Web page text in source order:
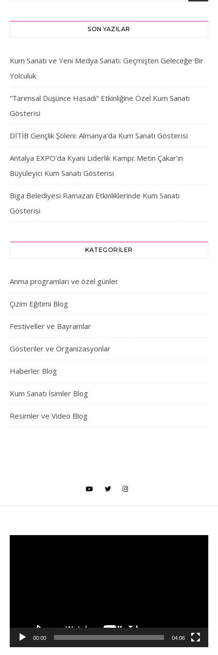
SON YAZILAR
Kum Sanatı ve Yeni Medya Sanatı: Geçmişten Geleceğe Bir
Yolculuk
“Tarımsal Düşünce Hasadı” Etkinliğine Özel Kum Sanatı
Gösterisi
DİTİB Gençlik Şöleni: Almanya’da Kum Sanatı Gösterisi
Antalya EXPO’da Kyani Liderlik Kampı: Metin Çakar’ın
Büyüleyici Kum Sanatı Gösterisi
Biga Belediyesi Ramazan Etkinliklerinde Kum Sanatı
Gösterisi
KATEGORILER
Anma programları ve özel günler
Çizim Eğitimi Blog
Festiveller ve Bayramlar
Gösteriler ve Organizasyonlar
Haberler Blog
Kum Sanatı İsimler Blog
Resimler ve Video Blog
00:00 04:06